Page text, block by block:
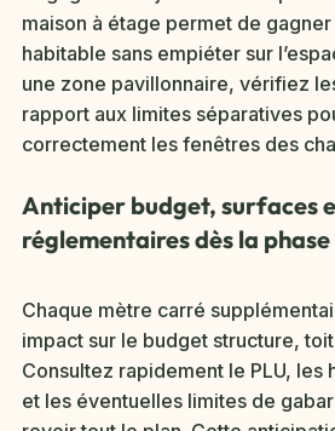
maison à étage permet de
habitable sans empiéter sur
une zone pavillonnaire, vérifiez
rapport aux limites séparatives
correctement les fenêtres des
Anticiper budget, surfaces
réglementaires dès la
Chaque mètre carré
impact sur le budget structure,
Consultez rapidement le PLU, les
et les éventuelles limites de